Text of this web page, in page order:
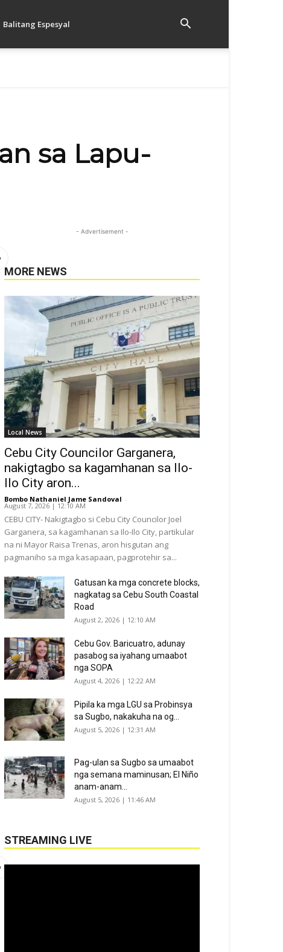
Balitang Espesyal
sa Lapu-
- Advertisement -
MORE NEWS
Local News
Cebu City Councilor Garganera,
nakigtagbo sa kagamhanan sa Ilo-
Ilo City aron...
Bombo Nathaniel Jame Sandoval -
August 7, 2026 | 12:10 AM
CEBU CITY- Nakigtagbo si Cebu City Councilor Joel
Garganera, sa kagamhanan sa Ilo-Ilo City, partikular
na ni Mayor Raisa Trenas, aron hisgutan ang
pagmaniho sa mga kasapaan, pagprotehir sa...
Gatusan ka mga concrete blocks,
nagkatag sa Cebu South Coastal
Road
August 2, 2026 | 12:10 AM
Cebu Gov. Baricuatro, adunay
pasabog sa iyahang umaabot
nga SOPA
August 4, 2026 | 12:22 AM
Pipila ka mga LGU sa Probinsya
sa Sugbo, nakakuha na og...
August 5, 2026 | 12:31 AM
Pag-ulan sa Sugbo sa umaabot
nga semana maminusan; El Niño
anam-anam...
August 5, 2026 | 11:46 AM
STREAMING LIVE